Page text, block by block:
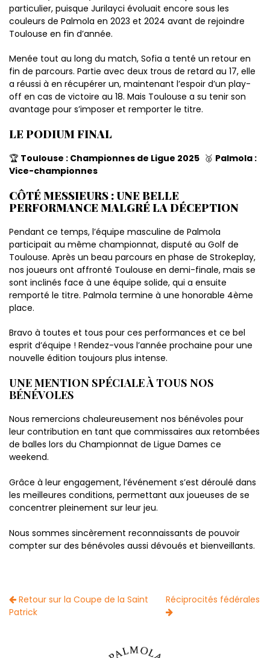
particulier, puisque Jurilayci évoluait encore sous les
couleurs de Palmola en 2023 et 2024 avant de rejoindre
Toulouse en fin d’année.
Menée tout au long du match, Sofia a tenté un retour en
fin de parcours. Partie avec deux trous de retard au 17, elle
a réussi à en récupérer un, maintenant l’espoir d’un play-
off en cas de victoire au 18. Mais Toulouse a su tenir son
avantage pour s’imposer et remporter le titre.
LE PODIUM FINAL
🏆 Toulouse : Championnes de Ligue 2025 🥈 Palmola :
Vice-championnes
CÔTÉ MESSIEURS : UNE BELLE
PERFORMANCE MALGRÉ LA DÉCEPTION
Pendant ce temps, l’équipe masculine de Palmola
participait au même championnat, disputé au Golf de
Toulouse. Après un beau parcours en phase de Strokeplay,
nos joueurs ont affronté Toulouse en demi-finale, mais se
sont inclinés face à une équipe solide, qui a ensuite
remporté le titre. Palmola termine à une honorable 4ème
place.
Bravo à toutes et tous pour ces performances et ce bel
esprit d’équipe ! Rendez-vous l’année prochaine pour une
nouvelle édition toujours plus intense.
UNE MENTION SPÉCIALE À TOUS NOS
BÉNÉVOLES
Nous remercions chaleureusement nos bénévoles pour
leur contribution en tant que commissaires aux retombées
de balles lors du Championnat de Ligue Dames ce
weekend.
Grâce à leur engagement, l’événement s’est déroulé dans
les meilleures conditions, permettant aux joueuses de se
concentrer pleinement sur leur jeu.
Nous sommes sincèrement reconnaissants de pouvoir
compter sur des bénévoles aussi dévoués et bienveillants.
Retour sur la Coupe de la Saint
Patrick
Réciprocités fédérales